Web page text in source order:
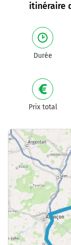
itinéraire
Durée
Prix total